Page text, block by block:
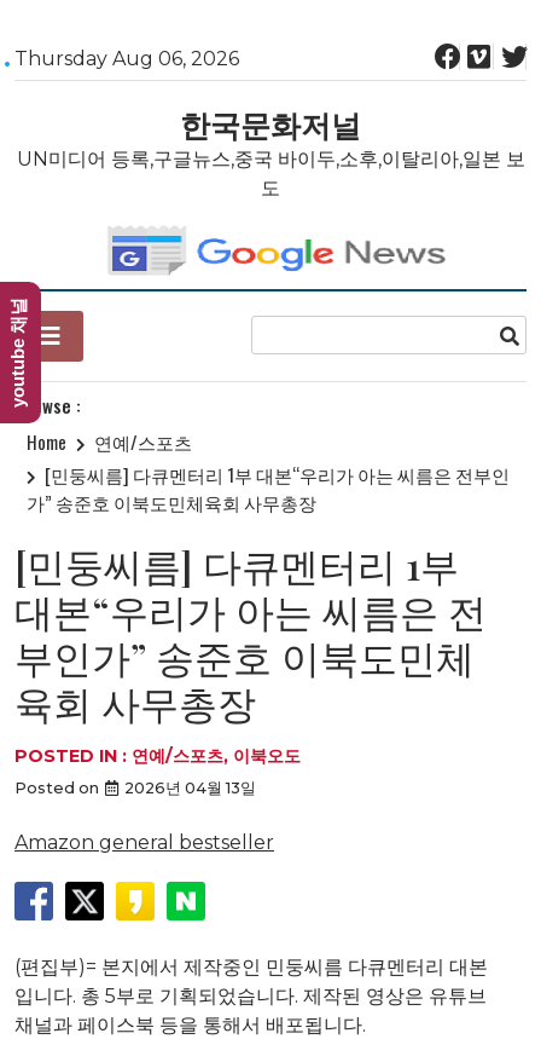
Skip
to
Thursday Aug 06, 2026
한국문화저널
UN미디어 등록,구글뉴스,중국 바이두,소후,이탈리아,일본 보
도
Browse :
Home
연예/스포츠
[민둥씨름] 다큐멘터리 1부 대본“우리가 아는 씨름은 전부인
가” 송준호 이북도민체육회 사무총장
[민둥씨름] 다큐멘터리 1부
대본“우리가 아는 씨름은 전
부인가” 송준호 이북도민체
육회 사무총장
POSTED IN : 연예/스포츠, 이북오도
Posted on 2026년 04월 13일
Amazon general bestseller
(편집부)= 본지에서 제작중인 민둥씨름 다큐멘터리 대본
입니다. 총 5부로 기획되었습니다. 제작된 영상은 유튜브
채널과 페이스북 등을 통해서 배포됩니다.
youtube 채널